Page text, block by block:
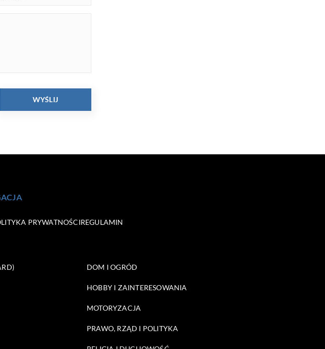
PRYWATNOŚCIREGULAMIN
DOM I OGRÓD
HOBBY I ZAINTERESOWANIA
MOTORYZACJA
PRAWO, RZĄD I POLITYKA